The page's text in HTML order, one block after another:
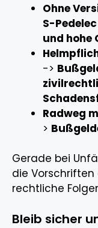
Ohne
S-
und hohe
->
Radweg
>
Gerade bei
die
rechtliche
Bleib sicher